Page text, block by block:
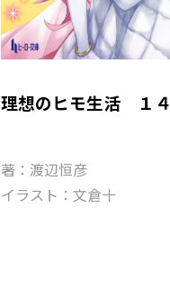
理想のヒモ生活 １４
著：渡辺恒彦
イラスト：文倉十